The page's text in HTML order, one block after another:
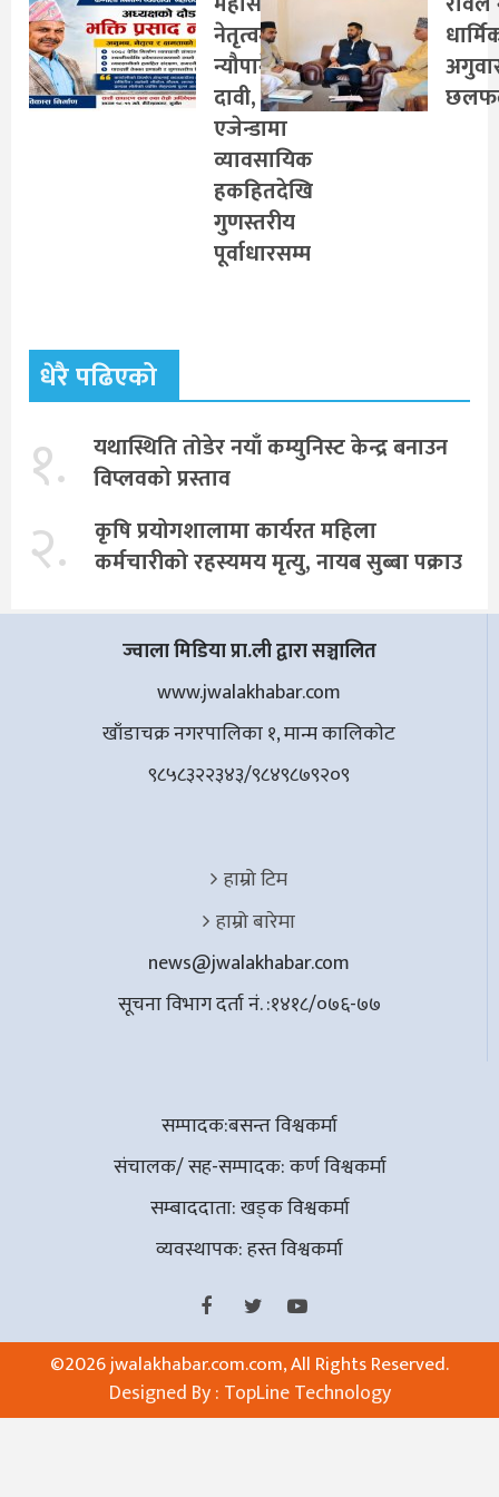
नेतृत्वमा
न्यौपानेको
दावी,
एजेन्डामा
व्यावसायिक
हकहितदेखि
गुणस्तरीय
पूर्वाधारसम्म
धेरै पढिएको
१.
यथास्थिति तोडेर नयाँ कम्युनिस्ट केन्द्र बनाउन
विप्लवको प्रस्ताव
२.
कृषि प्रयोगशालामा कार्यरत महिला
कर्मचारीको रहस्यमय मृत्यु, नायब सुब्बा पक्राउ
ज्वाला मिडिया प्रा.ली द्वारा सञ्चालित
www.jwalakhabar.com
खाँडाचक्र नगरपालिका १, मान्म कालिकाेट
९८५८३२२३४३/९८४९८७९२०९
हाम्रो टिम
हाम्रो बारेमा
news@jwalakhabar.com
सूचना विभाग दर्ता नं. :१४१८/०७६-७७
सम्पादक:बसन्त विश्वकर्मा
संचालक/ सह-सम्पादक: कर्ण विश्वकर्मा
सम्बाददाता: खड्क विश्वकर्मा
व्यवस्थापक: हस्त विश्वकर्मा
©2026 jwalakhabar.com.com, All Rights Reserved.
Designed By : TopLine Technology